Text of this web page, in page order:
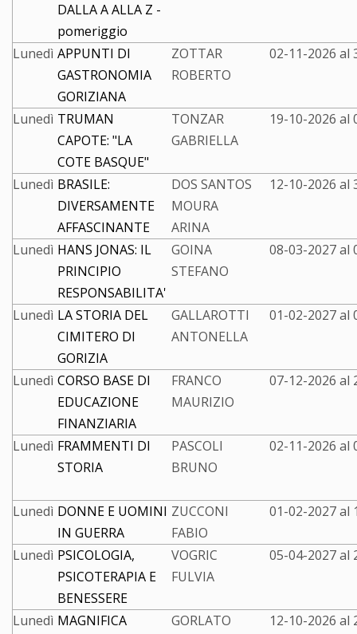
DALLA A ALLA Z -
pomeriggio
Lunedì APPUNTI DI
GASTRONOMIA
GORIZIANA
ZOTTAR
ROBERTO
02-11-2026 al
Lunedì TRUMAN
CAPOTE: "LA
COTE BASQUE"
TONZAR
GABRIELLA
19-10-2026 al
Lunedì BRASILE:
DIVERSAMENTE
AFFASCINANTE
DOS SANTOS
MOURA
ARINA
12-10-2026 al
Lunedì HANS JONAS: IL
PRINCIPIO
RESPONSABILITA'
GOINA
STEFANO
08-03-2027 al
Lunedì LA STORIA DEL
CIMITERO DI
GORIZIA
GALLAROTTI
ANTONELLA
01-02-2027 al
Lunedì CORSO BASE DI
EDUCAZIONE
FINANZIARIA
FRANCO
MAURIZIO
07-12-2026 al
Lunedì FRAMMENTI DI
STORIA
PASCOLI
BRUNO
02-11-2026 al
Lunedì DONNE E UOMINI
IN GUERRA
ZUCCONI
FABIO
01-02-2027 al
Lunedì PSICOLOGIA,
PSICOTERAPIA E
BENESSERE
VOGRIC
FULVIA
05-04-2027 al
Lunedì MAGNIFICA
GORLATO
12-10-2026 al